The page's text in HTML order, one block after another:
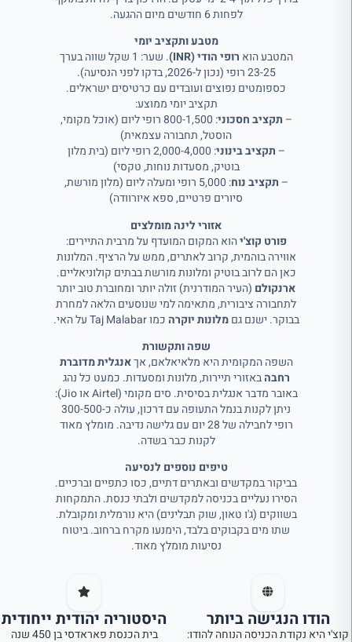
לפחות 6 חודשים מיום ההגעה.
מטבע ותקציב יומי
המטבע הוא רופי הודי (INR)
. שער: 1 שקל שווה בערך
23-25 רופי (נכון ל-2026, בדקו לפני הנסיעה).
כספומטים נפוצים ועובדים עם כרטיסים ישראלים.
תקציב יומי ממוצע:
– תקציב חסכוני
: 800-1,500 רופי ליום (אוכל מקומי,
הוסטל, תחבורה עצמאית)
– תקציב בינוני
: 2,000-4,000 רופי ליום (בית מלון
בוטיק, מסעדות נוחות, טקסי)
– תקציב נוח
: 5,000 רופי ומעלה ליום (מלון מורשת,
סיורים פרטיים, ספא איורוודה)
אזורי לינה מומלצים
פורט קוצ'יהוא המקום המועדף על מרבית התיירים:
אווירה בוהמית, קרוב לאתרים, ממש על הרציף. המלונות
כאן הם לרוב בוטיק ומלונות מורשת בבתים קולוניאליים.
ארנקולם (העיר המודרנית) זולה יותר ומחוברת טוב יותר
לתחבורה ציבורית, מתאימה למי שנוסעים הלאה למחרת
בבוקר. ישנם גםמלונות יוקרה כמו Taj Malabar על האי.
שפה ותקשורת
השפה המקומית היא מלאיאלאם, אךאנגלית מדוברת
רחבהבאזורי תיירות, מלונות ומסעדות. כמעט כל נהג
באובר מדבר אנגלית בסיסית. סים מקומי (Airtel או Jio):
ניתן לקנות בנמל התעופה עם דרכון, עולה כ-300-500
רופי לחבילה של 28 יום עם גלישה נדיבה. מומלץ מאוד
לקנות כבר בשדה.
טיפים נוספים לנסיעה
בביקור במקדשים ובאתרים דתיים, כסו כתפיים וברכיים.
הסירו נעליים בכניסה למקדשים ולבתי כנסת. התמקחות
בשווקים (ג'ו טאון, שוק תבלינים) היא נורמלית ומקובלת.
שתו מים בקבוקים בלבד, הימנעו מקרח ברחוב. ביטוח
נסיעות מומלץ מאוד.
הודו הנגישה ביותר
קוצ'י היא נקודת הכניסה הנוחה להודו:
היסטוריה יהודית ייחודית
בית הכנסת פאראדסי בן 450 שנה